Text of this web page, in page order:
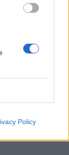
Policy
MM-
MM-